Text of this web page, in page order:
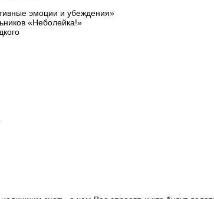
эмоции и убеждения»
«Неболейка!»